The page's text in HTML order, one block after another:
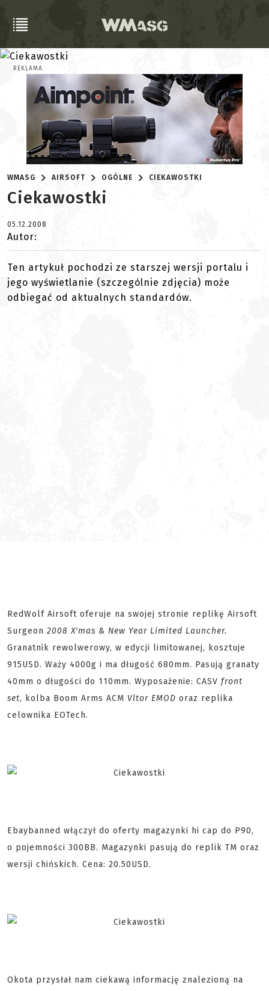
REKLAMA
WMASG AIRSOFT OGÓLNE CIEKAWOSTKI
Ciekawostki
05.12.2008
Autor:
Ten artykuł pochodzi ze starszej wersji portalu i
jego wyświetlanie (szczególnie zdjęcia) może
odbiegać od aktualnych standardów.
RedWolf Airsoft oferuje na swojej stronie replikę Airsoft
Surgeon 2008 X'mas & New Year Limited Launcher.
Granatnik rewolwerowy, w edycji limitowanej, kosztuje
915USD. Waży 4000g i ma długość 680mm. Pasują granaty
40mm o długości do 110mm. Wyposażenie: CASV front
set, kolba Boom Arms ACM Vltor EMOD oraz replika
celownika EOTech.
Ebaybanned włączył do oferty magazynki hi cap do P90,
o pojemności 300BB. Magazynki pasują do replik TM oraz
wersji chińskich. Cena: 20.50USD.
Okota przysłał nam ciekawą informację znalezioną na